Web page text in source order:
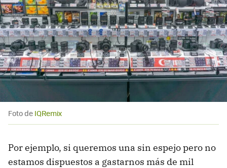
Foto de IQRemix
Por ejemplo, si queremos una sin espejo pero no
estamos dispuestos a gastarnos más de mil